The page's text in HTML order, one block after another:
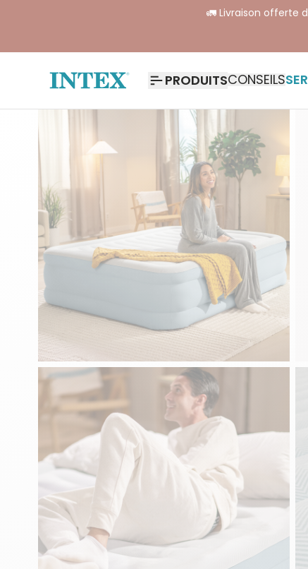
🚛 Livraison offerte
PRODUITSCONSEILS